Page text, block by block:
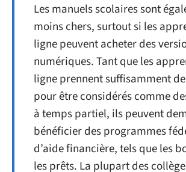
Les manuels scolaires sont
moins chers, surtout si les
ligne peuvent acheter des
numériques. Tant que les
ligne prennent suffisamment
pour être considérés comme
à temps partiel, ils peuvent
bénéficier des programmes
d’aide financière, tels que les
les prêts. La plupart des